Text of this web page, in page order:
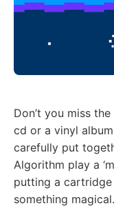
Don’t you miss
cd or a vinyl
carefully put
Algorithm play a
putting a
something